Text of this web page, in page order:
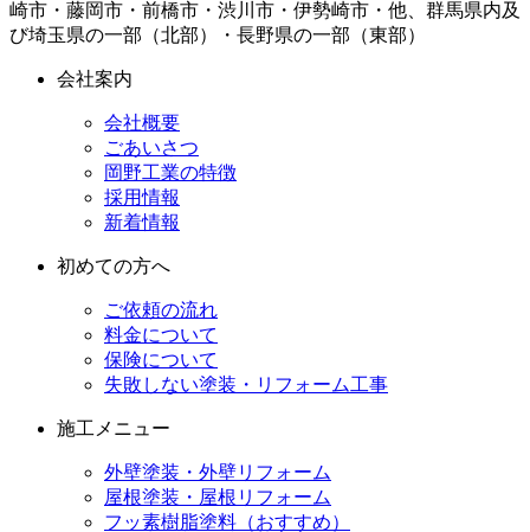
崎市・藤岡市・前橋市・渋川市・伊勢崎市・他、群馬県内及
び埼玉県の一部（北部）・長野県の一部（東部）
会社案内
会社概要
ごあいさつ
岡野工業の特徴
採用情報
新着情報
初めての方へ
ご依頼の流れ
料金について
保険について
失敗しない塗装・リフォーム工事
施工メニュー
外壁塗装・外壁リフォーム
屋根塗装・屋根リフォーム
フッ素樹脂塗料（おすすめ）